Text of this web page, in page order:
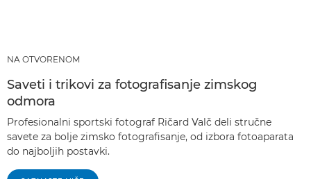
NA OTVORENOM
Saveti i trikovi za fotografisanje zimskog
odmora
Profesionalni sportski fotograf Ričard Valč deli stručne
savete za bolje zimsko fotografisanje, od izbora fotoaparata
do najboljih postavki.